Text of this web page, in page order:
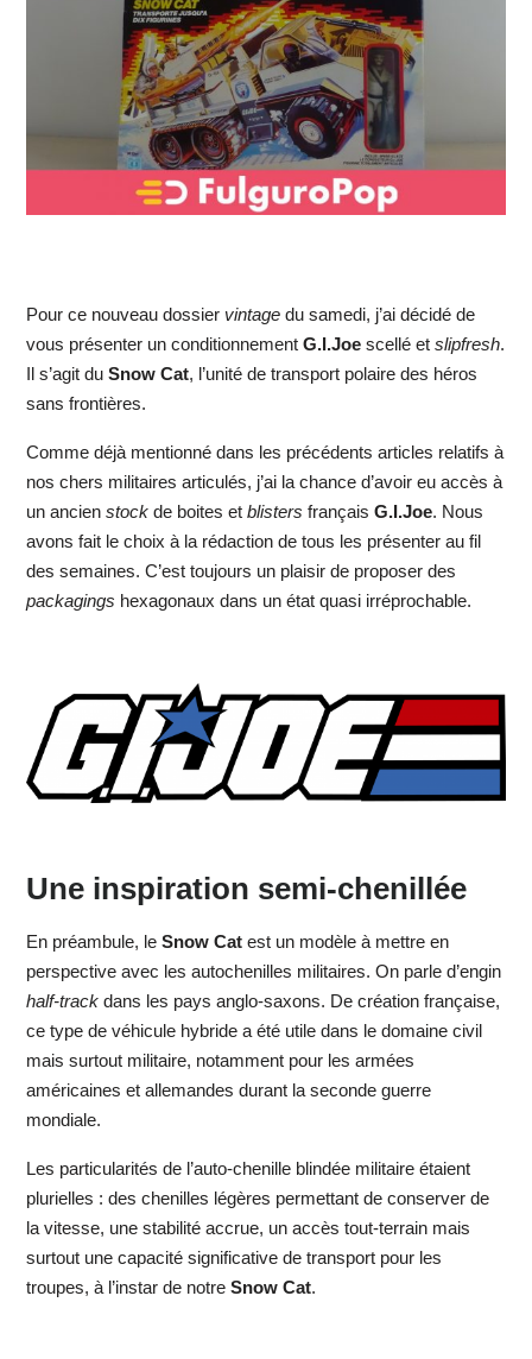
Pour ce nouveau dossier vintage du samedi, j’ai décidé de
vous présenter un conditionnement G.I.Joescellé et slipfresh.
Il s’agit du Snow Cat, l’unité de transport polaire des héros
sans frontières.
Comme déjà mentionné dans les précédents articles relatifs à
nos chers militaires articulés, j’ai la chance d’avoir eu accès à
un ancien stockde boites et blisters français G.I.Joe. Nous
avons fait le choix à la rédaction de tous les présenter au fil
des semaines. C’est toujours un plaisir de proposer des
packagings hexagonaux dans un état quasi irréprochable.
Une inspiration semi-chenillée
En préambule, le Snow Catest un modèle à mettre en
perspective avec les autochenilles militaires. On parle d’engin
half-trackdans les pays anglo-saxons. De création française,
ce type de véhicule hybride a été utile dans le domaine civil
mais surtout militaire, notamment pour les armées
américaines et allemandes durant la seconde guerre
mondiale.
Les particularités de l’auto-chenille blindée militaire étaient
plurielles : des chenilles légères permettant de conserver de
la vitesse, une stabilité accrue, un accès tout-terrain mais
surtout une capacité significative de transport pour les
troupes, à l’instar de notre Snow Cat.